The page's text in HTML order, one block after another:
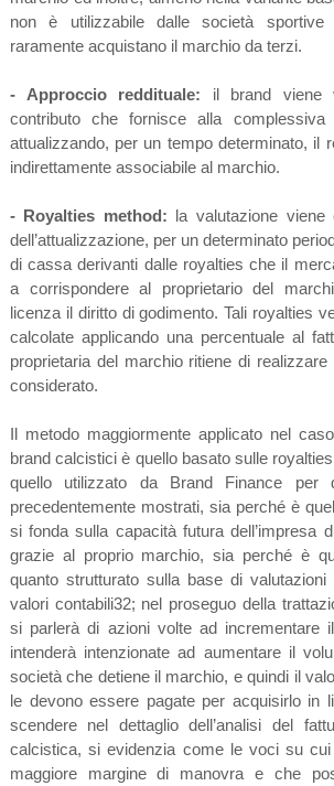
non è utilizzabile dalle società
raramente acquistano il marchio da terzi.
- Approccio reddituale: il brand viene
contributo che fornisce alla complessiva
attualizzando, per un tempo determinato, il
indirettamente associabile al marchio.
- Royalties method: la valutazione viene
dell’attualizzazione, per un determinato
di cassa derivanti dalle royalties che il
a corrispondere al proprietario del
licenza il diritto di godimento. Tali royalties
calcolate applicando una percentuale al
proprietaria del marchio ritiene di
considerato.
Il metodo maggiormente applicato nel
brand calcistici è quello basato sulle
quello utilizzato da Brand Finance per
precedentemente mostrati, sia perché è
si fonda sulla capacità futura dell’impresa
grazie al proprio marchio, sia perché è
quanto strutturato sulla base di
valori contabili32; nel proseguo della
si parlerà di azioni volte ad incrementare
intenderà intenzionate ad aumentare il
società che detiene il marchio, e quindi il
le devono essere pagate per acquisirlo in
scendere nel dettaglio dell’analisi del
calcistica, si evidenzia come le voci su
maggiore margine di manovra e che